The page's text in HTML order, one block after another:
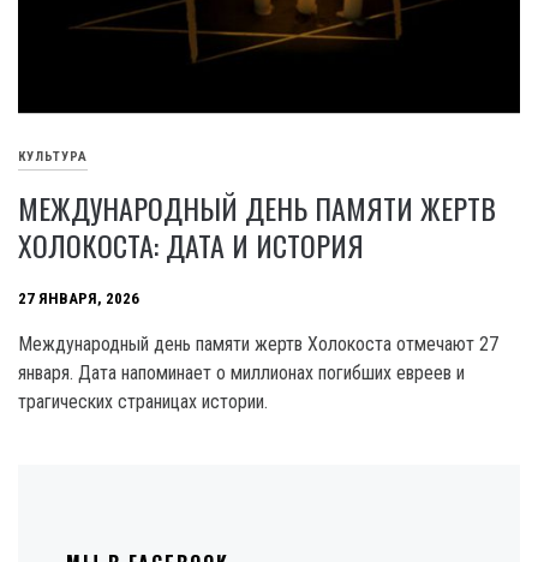
КУЛЬТУРА
МЕЖДУНАРОДНЫЙ ДЕНЬ ПАМЯТИ ЖЕРТВ
ХОЛОКОСТА: ДАТА И ИСТОРИЯ
27 ЯНВАРЯ, 2026
Международный день памяти жертв Холокоста отмечают 27
января. Дата напоминает о миллионах погибших евреев и
трагических страницах истории.